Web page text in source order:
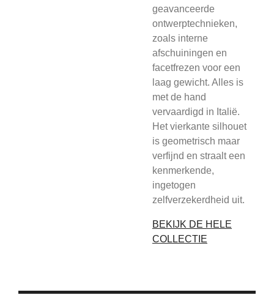
geavanceerde
ontwerptechnieken,
zoals interne
afschuiningen en
facetfrezen voor een
laag gewicht. Alles is
met de hand
vervaardigd in Italië.
Het vierkante silhouet
is geometrisch maar
verfijnd en straalt een
kenmerkende,
ingetogen
zelfverzekerdheid uit.
BEKIJK DE HELE
COLLECTIE